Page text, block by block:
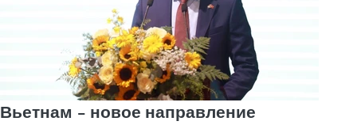
Вьетнам – новое направление